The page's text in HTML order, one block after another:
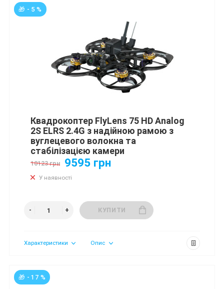
🎁 - 5 %
Квадрокоптер FlyLens 75 HD Analog
2S ELRS 2.4G з надійною рамою з
вуглецевого волокна та
стабілізацією камери
10123 грн 9595 грн
У наявності
КУПИТИ
Характеристики Опис
🎁 - 17 %